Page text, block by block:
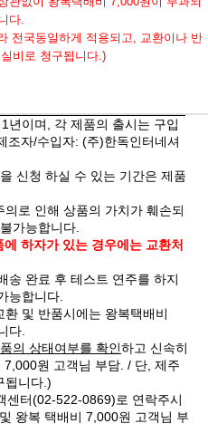
다.
전국동일하게 적용되고, 교환이나 반
비로 청구됩니다.)
년이며, 각 제품의 출시는 구입
조자/수입자: (주)한독인터네셔
신청 하실 수 있는 기간은 제품
로 인해 상품의 가치가 훼손되
가능합니다.
하자가 있는 경우에는 교환처
송 완료 후 테스트 연주를 하지
능합니다.
및 반품시에는 왕복택배비
다.
의 상태여부를 확인하고 신속히
원 고객님 부담. / 단, 제주
됩니다.)
센터(02-522-0869)로 연락주시
왕복 택배비 7,000원 고객님 부